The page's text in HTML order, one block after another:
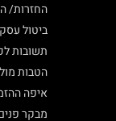
החזרות/
ביטול
תשובות
הטבות
איפה
מבקר